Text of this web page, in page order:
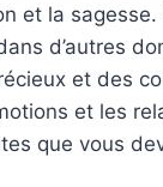
et la
d’autres
et des
et les
que vous